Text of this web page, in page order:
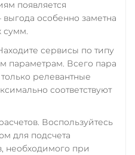
CRO
RONIN
Zcash (ZEC)
Центр Кредит KZT
появляется
особенно заметна
сумм.
сервисы по типу
параметрам. Всего пара
релевантные
соответствуют
Воспользуйтесь
для подсчета
необходимого при